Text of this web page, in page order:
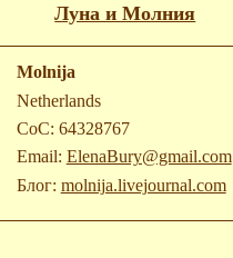
Луна и Молния
Molnija
Netherlands
CoC: 64328767
Email: ElenaBury@gmail.com
Блог: molnija.livejournal.com